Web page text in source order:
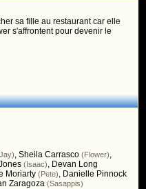
sa fille au restaurant car elle
s'affrontent pour devenir le
,Sheila Carrasco (Flower),
(Isaac), Devan Long
Moriarty (Pete), Danielle Pinnock
Zaragoza (Sasappis)